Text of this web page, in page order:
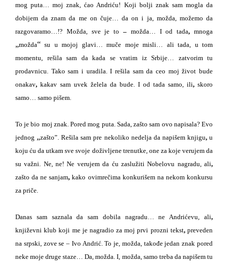
mog puta… moj znak, ćao Andriću! Koji bolji znak sam mogla da
dobijem da znam da me on čuje… da on i ja, možda, možemo da
razgovaramo…!? Možda, sve je to – možda… I od tada, mnoga
„možda“ su u mojoj glavi… muče moje misli… ali tada, u tom
momentu, rešila sam da kada se vratim iz Srbije… zatvorim tu
prodavnicu. Tako sam i uradila. I rešila sam da ceo moj život bude
onakav, kakav sam uvek želela da bude. I od tada samo, ili, skoro
samo… samo pišem.
To je bio moj znak. Pored mog puta. Sada, zašto sam ovo napisala? Evo
jednog „zašto”. Rešila sam pre nekoliko nedelja da napišem knjigu,u
koju ćuda utkam sve svoje doživljene trenutke, one za koje verujem da
su važni. Ne, ne! Ne verujem da ću zaslužiti Nobelovu nagradu, ali,
zašto da ne sanjam, kako ovimrečima konkurišem na nekom konkursu
za priče.
Danas sam saznala da sam dobila nagradu… ne Andrićevu, ali,
književni klub koji meje nagradio za moj prvi prozni tekst,preveden
na srpski , zove se– Ivo Andrić. To je, možda, takođe jedan znak pored
neke moje druge staze… Da, možda. I, možda, samo treba da napišem tu